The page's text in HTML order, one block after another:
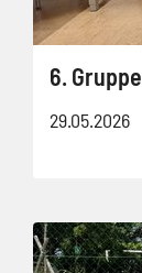
6.
29.05.2026